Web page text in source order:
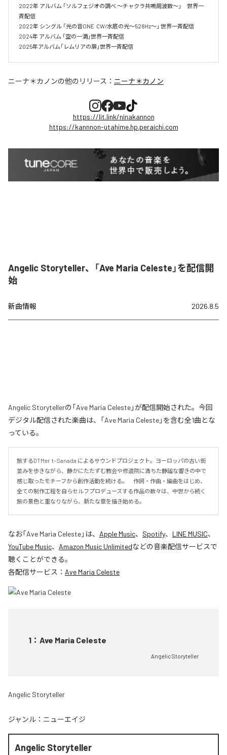
2022年 アルバム 「ソルフェジオの調べ ～チャクラ共鳴周波数～」　世界一
斉配信
2022年 シングル 「光の音ONE  CW/水底の光～528Hz～」 世界一斉配信
2024年 アルバム 「空の一滴」世界一斉配信
2025年アルバム「レムリアの扉」世界一斉配信
ニーナ＊カノンの他のリリース： ニーナ＊カノン
https://lit.link/ninakannon
https://kannnon-utahime.hp.peraichi.com
Angelic Storyteller、「Ave Maria Celeste」を配信開
始
新曲情報 2026.8.5
Angelic Storytellerの「Ave Maria Celeste」が配信開始された。今回
デジタル配信された楽曲は、「Ave Maria Celeste」を含む全1曲とな
っている。
旅するDTMer  t- Sanada によるサウンドプロジェクト。ヨーロッパの古い街
並みを歩きながら、静かにたたずむ教会や修道院に満ちた静謐な響きの中で
感じ取ったモチーフから創作活動を続ける。　作詞・作曲・編曲をはじめ、
全ての制作工程を自らセルフプロデュースする作品の数々は、中世から続く
旅の景色と重なりながら、新たな章を描き始める。
なお「Ave Maria Celeste」は、 Apple Music、 Spotify、 LINE MUSIC、
YouTube Music、 Amazon Music Unlimitedなどの音楽配信サービスで
聴くことができる。
各配信サービス： Ave Maria Celeste
1 ： Ave Maria Celeste
Angelic Storyteller
Angelic Storyteller
ジャンル： ニューエイジ
Angelic Storyteller